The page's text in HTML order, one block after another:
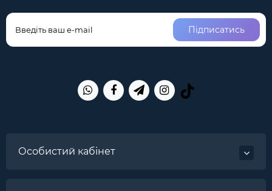
Підписатись
Особистий кабінет